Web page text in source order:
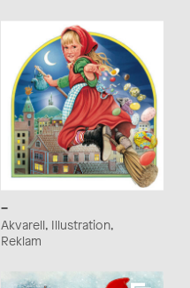
–
Akvarell, Illustration,
Reklam